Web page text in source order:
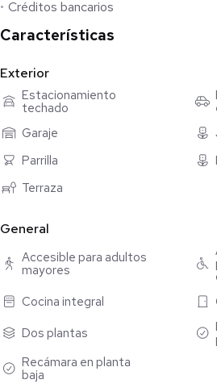
PLANTA BAJA:
Garaje Techado Para 2 Autos
Comeodr
Cocina Integral con Isla
Alacena
Medio Baño
Cuarto de Servicio con Baño
Recámara con Baño y Closet
Terraza Techada
Alberca.
PLANTA ALTA :
Recámara Principal con Baño, Tina y
Recámara con Baño y Closet Vestidor
Recámara con Baño y Closet.
SE ENTREGA CON: Aires
de Gas, Hornos Microondas,
Filtro de Agua, Tarja de Doble Tina,
Baños,Meseta de Granito en Cocina,
Créditos bancarios
Características
Exterior
Estacionamiento
techado
Garaje
Parrilla
Terraza
General
Accesible para adultos
mayores
Cocina integral
Dos plantas
Recámara en planta
baja